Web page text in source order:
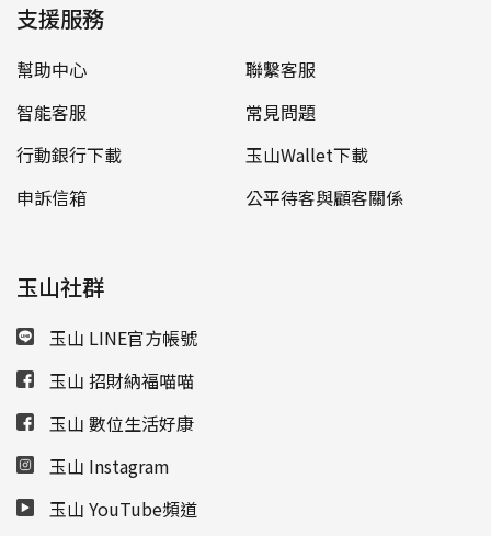
支援服務
幫助中心
聯繫客服
智能客服
常見問題
行動銀行下載
玉山Wallet下載
申訴信箱
公平待客與顧客關係
玉山社群
玉山 LINE官方帳號
玉山 招財納福喵喵
玉山 數位生活好康
玉山 Instagram
玉山 YouTube頻道